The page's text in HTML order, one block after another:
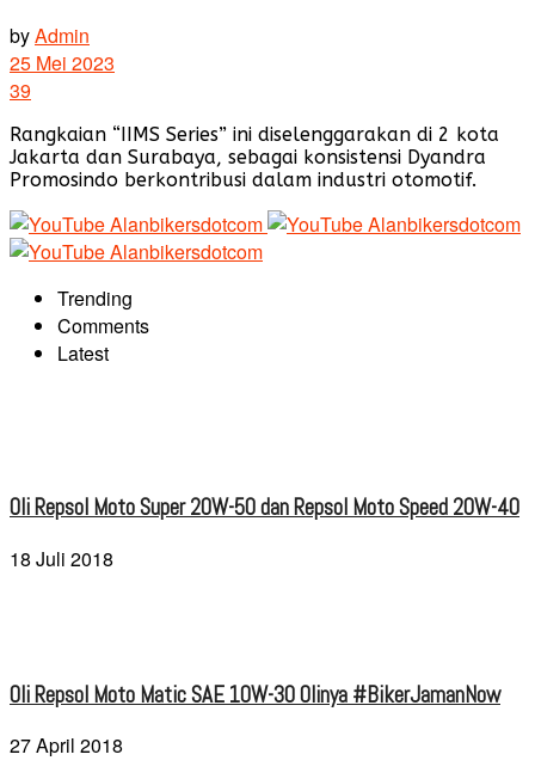
byAdmin
25 Mei 2023
39
Rangkaian “IIMS Series” ini diselenggarakan di 2 kota
Jakarta dan Surabaya, sebagai konsistensi Dyandra
Promosindo berkontribusi dalam industri otomotif.
Trending
Comments
Latest
Oli Repsol Moto Super 20W-50 dan Repsol Moto Speed 20W-40
18 Juli 2018
Oli Repsol Moto Matic SAE 10W-30 Olinya #BikerJamanNow
27 April 2018